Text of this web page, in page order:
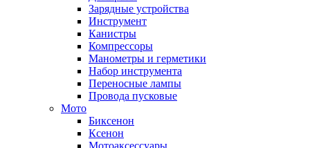
Зарядные устройства
Инструмент
Канистры
Компрессоры
Манометры и герметики
Набор инструмента
Переносные лампы
Провода пусковые
Мото
Биксенон
Ксенон
Мотоаксессуары